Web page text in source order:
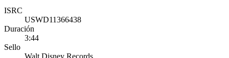
ISRC
USWD11366438
Duración
3:44
Sello
Walt Disney Records